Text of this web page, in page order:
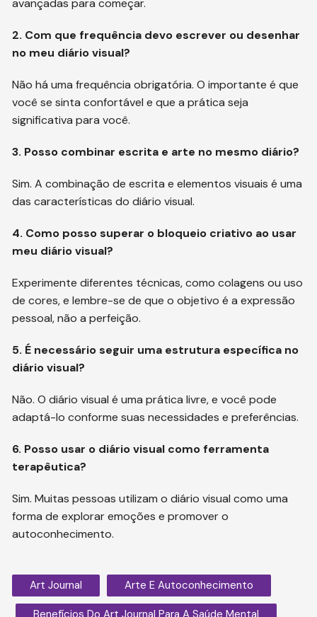
avançadas para começar.
2. Com que frequência devo escrever ou desenhar
no meu diário visual?
Não há uma frequência obrigatória. O importante é que
você se sinta confortável e que a prática seja
significativa para você.
3. Posso combinar escrita e arte no mesmo diário?
Sim. A combinação de escrita e elementos visuais é uma
das características do diário visual.
4. Como posso superar o bloqueio criativo ao usar
meu diário visual?
Experimente diferentes técnicas, como colagens ou uso
de cores, e lembre-se de que o objetivo é a expressão
pessoal, não a perfeição.
5. É necessário seguir uma estrutura específica no
diário visual?
Não. O diário visual é uma prática livre, e você pode
adaptá-lo conforme suas necessidades e preferências.
6. Posso usar o diário visual como ferramenta
terapêutica?
Sim. Muitas pessoas utilizam o diário visual como uma
forma de explorar emoções e promover o
autoconhecimento.
Art Journal Arte E Autoconhecimento
Benefícios Do Art Journal Para A Saúde Mental